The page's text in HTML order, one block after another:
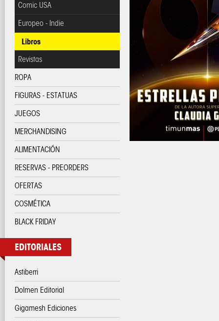
Comic USA
Europeo - Indie
Libros
Revistas
ROPA
FIGURAS - ESTATUAS
JUEGOS
MERCHANDISING
ALIMENTACIÓN
RESERVAS - PREORDERS
OFERTAS
COSMÉTICA
BLACK FRIDAY
EDITORIALES
Astiberri
Dolmen Editorial
Gigamesh Ediciones